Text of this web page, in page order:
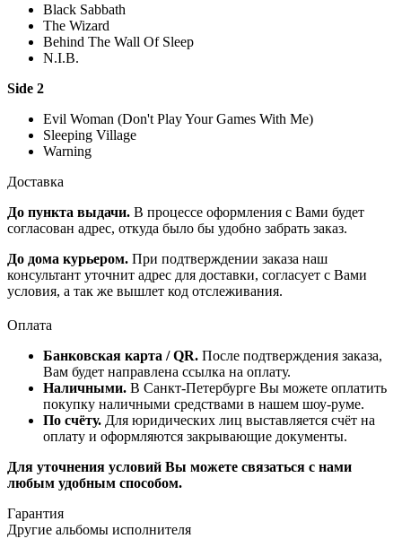
Black Sabbath
The Wizard
Behind The Wall Of Sleep
N.I.B.
Side 2
Evil Woman (Don't Play Your Games With Me)
Sleeping Village
Warning
Доставка
До пункта выдачи. В процессе оформления с Вами будет
согласован адрес, откуда было бы удобно забрать заказ.
До дома курьером. При подтверждении заказа наш
консультант уточнит адрес для доставки, согласует с Вами
условия, а так же вышлет код отслеживания.
Оплата
Банковская карта / QR. После подтверждения заказа,
Вам будет направлена ссылка на оплату.
Наличными. В Санкт-Петербурге Вы можете оплатить
покупку наличными средствами в нашем шоу-руме.
По счёту. Для юридических лиц выставляется счёт на
оплату и оформляются закрывающие документы.
Для уточнения условий Вы можете связаться с нами
любым удобным способом.
Гарантия
Другие альбомы исполнителя